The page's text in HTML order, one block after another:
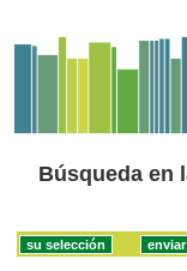
Búsqueda en